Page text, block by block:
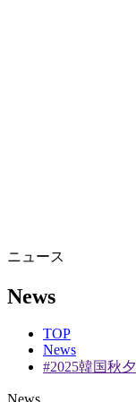
ニュース
News
TOP
News
#2025韓国秋夕